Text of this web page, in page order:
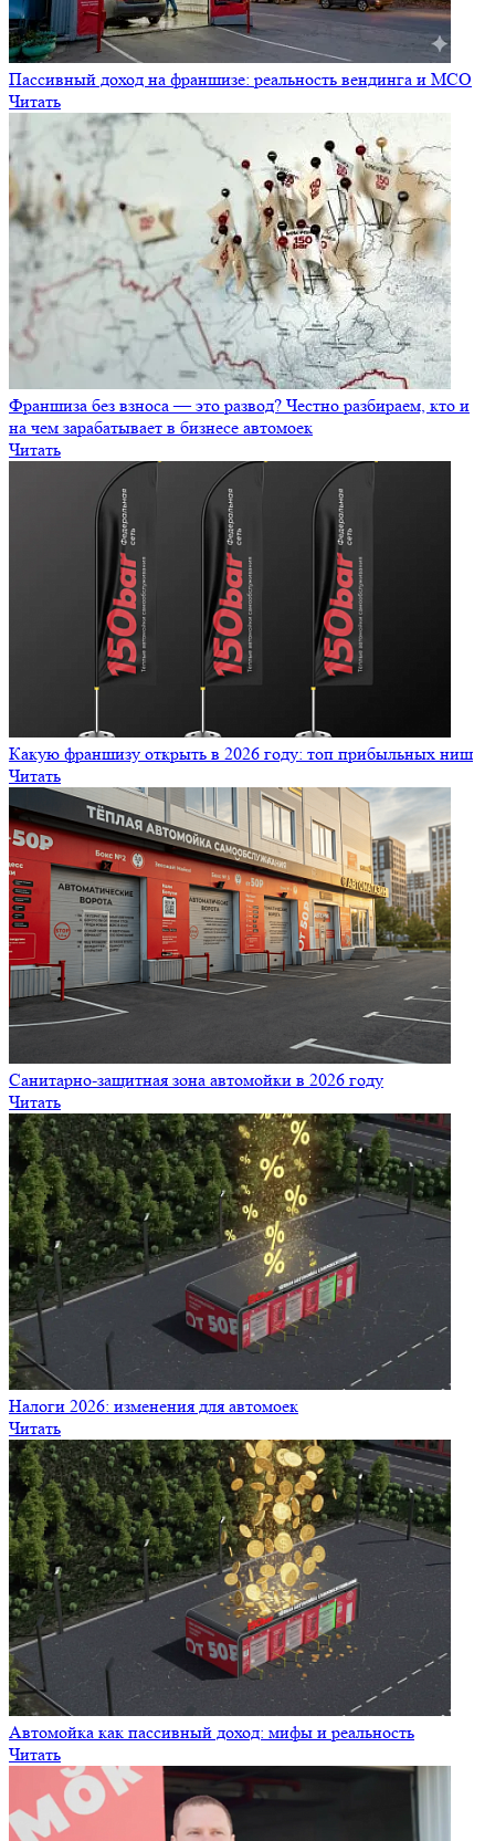
Франшиза без взноса — это развод? Честно разбираем, кто и
на чем зарабатывает в бизнесе автомоек
Читать
Какую франшизу открыть в 2026 году: топ прибыльных ниш
Санитарно‑защитная зона автомойки в 2026 году
Налоги 2026: изменения для автомоек
Читать
Автомойка как пассивный доход: мифы и реальность
Читать
Интервью с владельцем автомойки 150 bar: опыт открытия и
советы
Читать